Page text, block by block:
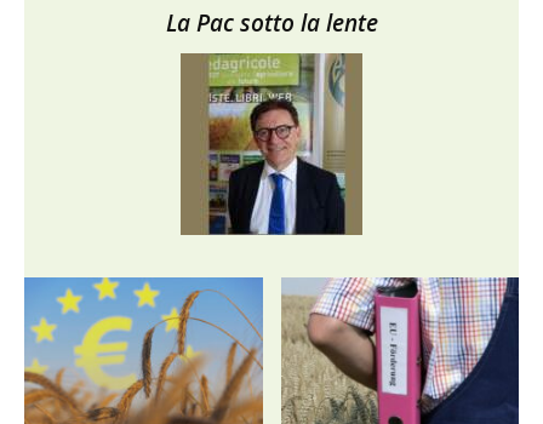
La Pac sotto la lente